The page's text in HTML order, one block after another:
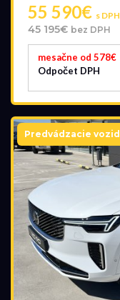
55 590€ s DPH
45 195€ bez DPH
mesačne od 578€
Odpočet DPH
Predvádzacie